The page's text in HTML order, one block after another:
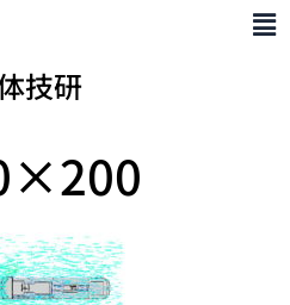
技研